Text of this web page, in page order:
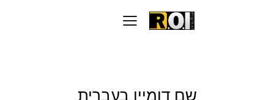
שם דומיין בעברית